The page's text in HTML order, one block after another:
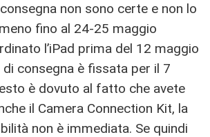
non sono certe e non lo
fino al 24-25 maggio
l’iPad prima del 12 maggio
consegna è fissata per il 7
è dovuto al fatto che avete
il Camera Connection Kit, la
non è immediata. Se quindi